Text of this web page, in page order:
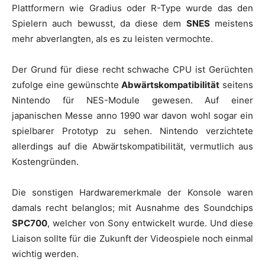
Plattformern wie Gradius oder R-Type wurde das den
Spielern auch bewusst, da diese dem SNESmeistens
mehr abverlangten, als es zu leisten vermochte.
Der Grund für diese recht schwache CPU ist Gerüchten
zufolge eine gewünschteAbwärtskompatibilität seitens
Nintendo für NES-Module gewesen. Auf einer
japanischen Messe anno 1990 war davon wohl sogar ein
spielbarer Prototyp zu sehen. Nintendo verzichtete
allerdings auf die Abwärtskompatibilität, vermutlich aus
Kostengründen.
Die sonstigen Hardwaremerkmale der Konsole waren
damals recht belanglos; mit Ausnahme des Soundchips
SPC700, welcher von Sony entwickelt wurde. Und diese
Liaison sollte für die Zukunft der Videospiele noch einmal
wichtig werden.